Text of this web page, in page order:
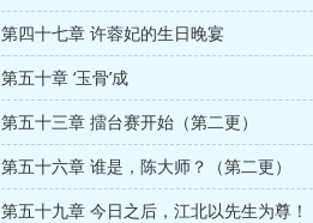
第四十七章 许蓉妃的生日晚宴
第五十章 ‘玉骨’成
第五十三章 擂台赛开始（第二更）
第五十六章 谁是，陈大师？（第二更）